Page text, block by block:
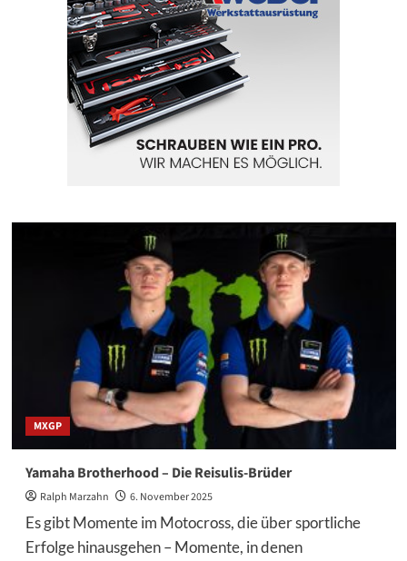
und
meint
es
ernst
MXGP
Yamaha Brotherhood – Die Reisulis-Brüder
Ralph Marzahn 6. November 2025
Es gibt Momente im Motocross, die über sportliche
Erfolge hinausgehen – Momente, in denen